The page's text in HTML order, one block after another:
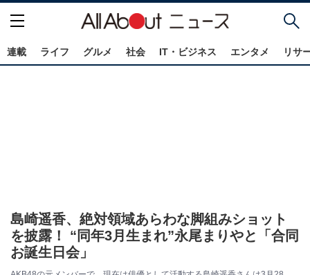
連載 ライフ グルメ 社会 IT・ビジネス エンタメ リサ
島崎遥香、絶対領域あらわな脚組みショット
を披露！ “同年3月生まれ”永尾まりやと「合同
お誕生日会」